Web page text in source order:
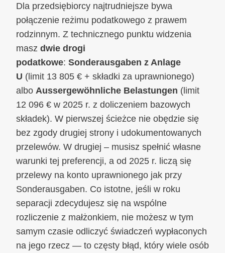
Dla przedsiębiorcy najtrudniejsze bywa
połączenie reżimu podatkowego z prawem
rodzinnym. Z technicznego punktu widzenia
masz dwie drogi
podatkowe: Sonderausgaben z Anlage
U (limit 13 805 € + składki za uprawnionego)
albo Aussergewöhnliche Belastungen (limit
12 096 € w 2025 r. z doliczeniem bazowych
składek). W pierwszej ścieżce nie obędzie się
bez zgody drugiej strony i udokumentowanych
przelewów. W drugiej – musisz spełnić własne
warunki tej preferencji, a od 2025 r. liczą się
przelewy na konto uprawnionego jak przy
Sonderausgaben. Co istotne, jeśli w roku
separacji zdecydujesz się na wspólne
rozliczenie z małżonkiem, nie możesz w tym
samym czasie odliczyć świadczeń wypłaconych
na jego rzecz — to częsty błąd, który wiele osób